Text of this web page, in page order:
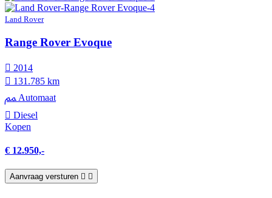
Land Rover
Range Rover Evoque
2014
131.785 km
Automaat
Diesel
Kopen
€ 12.950,-
Aanvraag versturen